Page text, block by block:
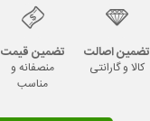
تضمین اصالت
کالا و گارانتی
تضمین قیمت
منصفانه و
مناسب